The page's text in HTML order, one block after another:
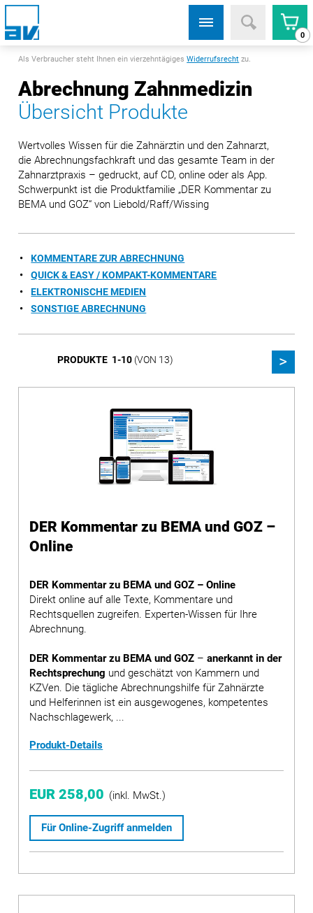
0
Als Verbraucher steht Ihnen ein vierzehntägigesWiderrufsrecht zu.
Abrechnung Zahnmedizin
Übersicht Produkte
Wertvolles Wissen für die Zahnärztin und den Zahnarzt,
die Abrechnungsfachkraft und das gesamte Team in der
Zahnarztpraxis – gedruckt, auf CD, online oder als App.
Schwerpunkt ist die Produktfamilie „DER Kommentar zu
BEMA und GOZ“ von Liebold/Raff/Wissing
KOMMENTARE ZUR ABRECHNUNG
QUICK & EASY / KOMPAKT-KOMMENTARE
ELEKTRONISCHE MEDIEN
SONSTIGE ABRECHNUNG
PRODUKTE 1-10(VON 13)
DER Kommentar zu BEMA und GOZ –
Online
DER Kommentar zu BEMA und GOZ – Online
Direkt online auf alle Texte, Kommentare und
Rechtsquellen zugreifen. Experten-Wissen für Ihre
Abrechnung.
DER Kommentar zu BEMA und GOZ – anerkannt in der
Rechtsprechung und geschätzt von Kammern und
KZVen. Die tägliche Abrechnungshilfe für Zahnärzte
und Helferinnen ist ein ausgewogenes, kompetentes
Nachschlagewerk, ...
Produkt-Details
EUR 258,00 (inkl. MwSt.)
Für Online-Zugriff anmelden